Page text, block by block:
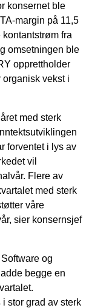
konsernet ble
margin på 11,5
fra
omsetningen ble
opprettholder
vekst i
med sterk
forventet i lys av
vil
Flere av
med sterk
våre
sier konsernsjef
og
begge en
stor grad av sterk